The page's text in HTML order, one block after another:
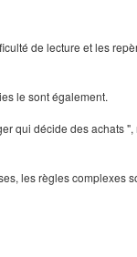
de lecture et les
le sont également.
qui décide des achats ",
les règles complexes